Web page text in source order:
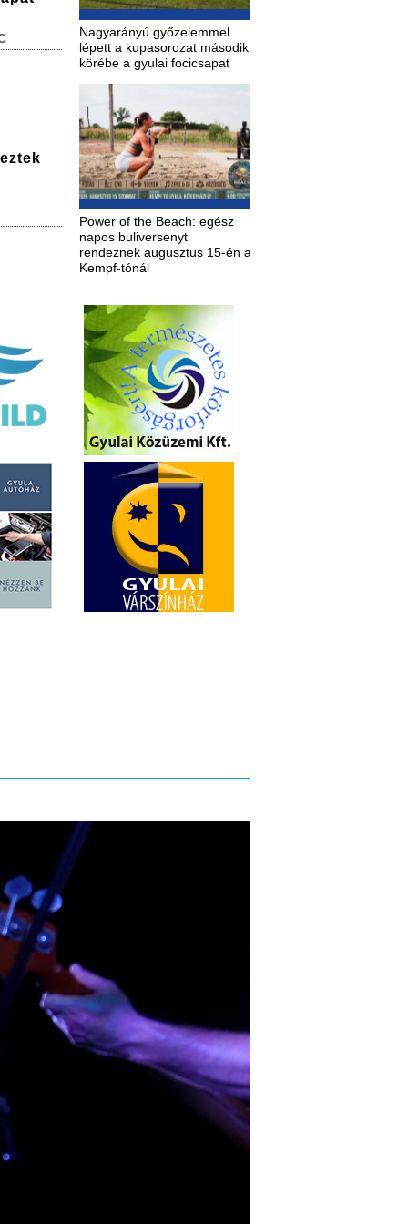
Nagyarányú győzelemmel
lépett a kupasorozat második
körébe a gyulai focicsapat
Power of the Beach: egész
napos buliversenyt
rendeznek augusztus 15-én a
Kempf-tónál